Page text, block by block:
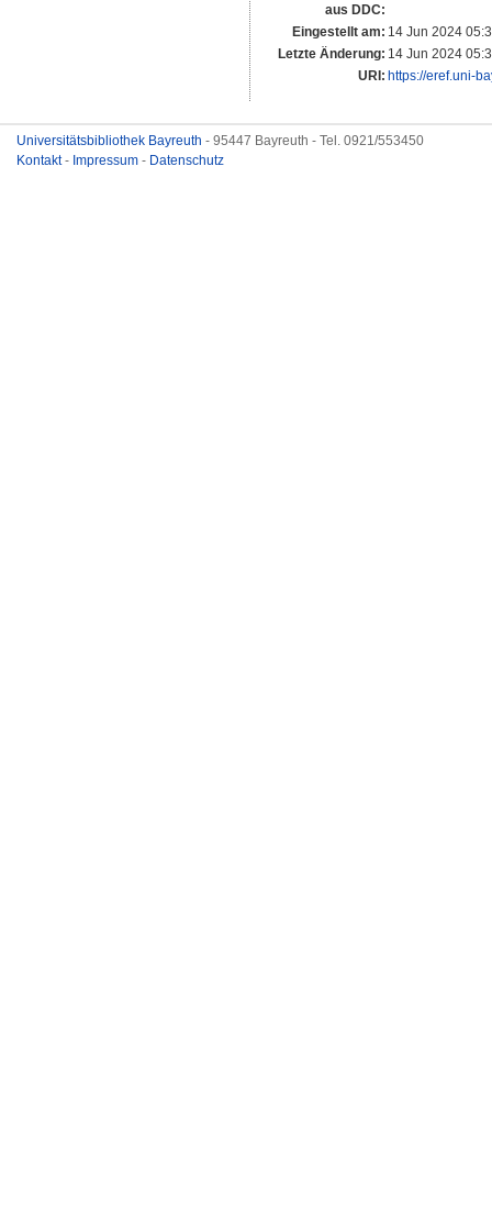
aus DDC:
Eingestellt am: 14 Jun 2024
Letzte Änderung: 14 Jun 2024
URI: https://eref.uni-
Universitätsbibliothek Bayreuth - 95447 Bayreuth - Tel. 0921/553450
Kontakt- Impressum - Datenschutz